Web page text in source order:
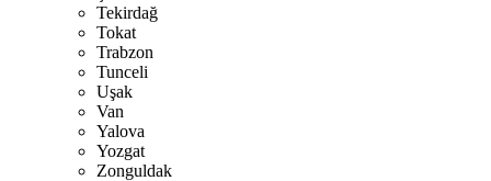
Tekirdağ
Tokat
Trabzon
Tunceli
Uşak
Van
Yalova
Yozgat
Zonguldak